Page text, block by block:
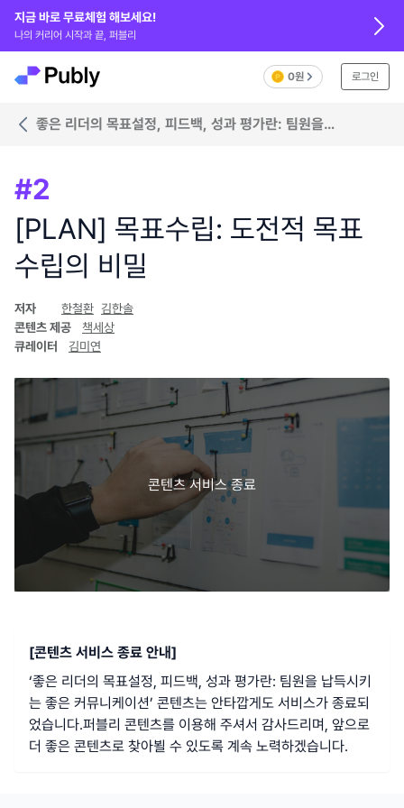
지금 바로 무료체험 해보세요!
나의 커리어 시작과 끝, 퍼블리
0원 로그인
좋은 리더의 목표설정, 피드백, 성과 평가란: 팀원을
#2
[PLAN] 목표수립: 도전적 목표
수립의 비밀
저자 한철환 김한솔
콘텐츠 제공
책세상
큐레이터
김미연
콘텐츠 서비스 종료
[콘텐츠 서비스 종료 안내]
‘좋은 리더의 목표설정, 피드백, 성과 평가란: 팀원을 납득시키
는 좋은 커뮤니케이션’ 콘텐츠는 안타깝게도 서비스가 종료되
었습니다.퍼블리 콘텐츠를 이용해 주셔서 감사드리며, 앞으로
더 좋은 콘텐츠로 찾아뵐 수 있도록 계속 노력하겠습니다.